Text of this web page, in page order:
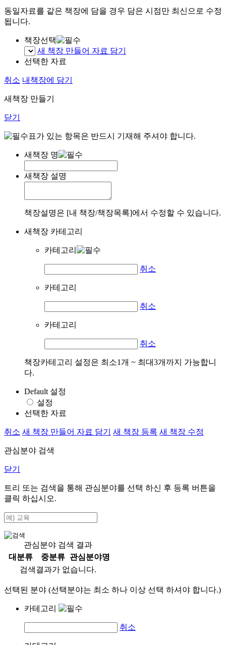
동일자료를 같은 책장에 담을 경우 담은 시점만 최신으로 수정
됩니다.
책장선택
새 책장 만들어 자료 담기
선택한 자료
취소 내책장에 담기
새책장 만들기
닫기
표가 있는 항목은 반드시 기재해 주셔야 합니다.
새책장 명
새책장 설명
책장설명은 [내 책장/책장목록]에서 수정할 수 있습니다.
새책장 카테고리
카테고리
취소
카테고리
취소
카테고리
취소
책장카테고리 설정은 최소1개 ~ 최대3개까지 가능합니
다.
Default 설정
설정
선택한 자료
취소 새 책장 만들어 자료 담기 새 책장 등록 새 책장 수정
관심분야 검색
닫기
트리 또는 검색을 통해 관심분야를 선택 하신 후 등록 버튼을
클릭 하십시오.
관심분야 검색 결과
대분류
중분류
관심분야명
검색결과가 없습니다.
선택된 분야 (선택분야는 최소 하나 이상 선택 하셔야 합니다.)
카테고리
취소